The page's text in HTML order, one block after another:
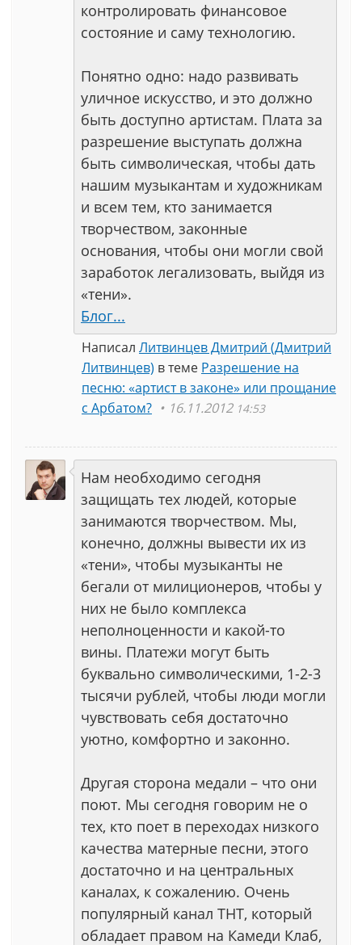
контролировать финансовое
состояние и саму технологию.
Понятно одно: надо развивать
уличное искусство, и это должно
быть доступно артистам. Плата за
разрешение выступать должна
быть символическая, чтобы дать
нашим музыкантам и художникам
и всем тем, кто занимается
творчеством, законные
основания, чтобы они могли свой
заработок легализовать, выйдя из
«тени».
Блог...
Написал Литвинцев Дмитрий (Дмитрий
Литвинцев) в теме Разрешение на
песню: «артист в законе» или прощание
с Арбатом?
16.11.2012 14:53
Нам необходимо сегодня
защищать тех людей, которые
занимаются творчеством. Мы,
конечно, должны вывести их из
«тени», чтобы музыканты не
бегали от милиционеров, чтобы у
них не было комплекса
неполноценности и какой-то
вины. Платежи могут быть
буквально символическими, 1-2-3
тысячи рублей, чтобы люди могли
чувствовать себя достаточно
уютно, комфортно и законно.
Другая сторона медали – что они
поют. Мы сегодня говорим не о
тех, кто поет в переходах низкого
качества матерные песни, этого
достаточно и на центральных
каналах, к сожалению. Очень
популярный канал ТНТ, который
обладает правом на Камеди Клаб,